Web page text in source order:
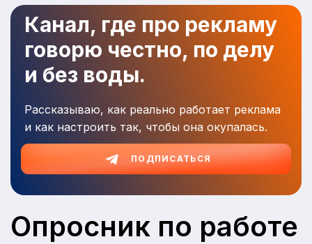
Канал, где про рекламу
говорю честно, по делу
и без воды.
Рассказываю, как реально работает реклама
и как настроить так, чтобы она окупалась.
ПОДПИСАТЬСЯ
Опросник по работе